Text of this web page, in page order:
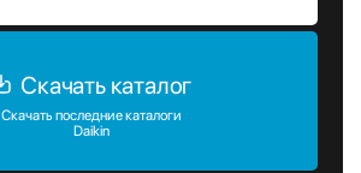
Скачать каталог
Скачать последние каталоги
Daikin